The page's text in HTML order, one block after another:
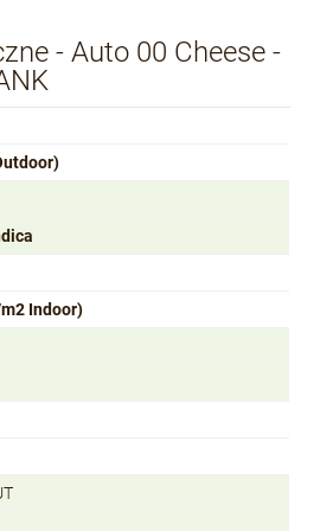
- Auto 00 Cheese -
Indoor)